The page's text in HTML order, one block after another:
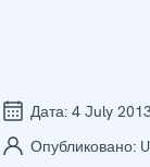
Дата: 4 July
Опубликовано: